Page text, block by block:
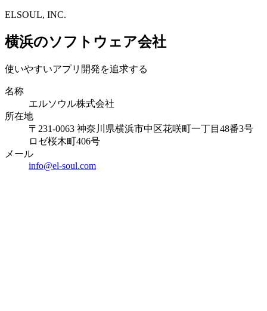
ELSOUL, INC.
横浜のソフトウェア会社
使いやすいアプリ開発を追求する
名称
エルソウル株式会社
所在地
〒231-0063 神奈川県横浜市中区花咲町一丁目48番3号
ロゼ桜木町406号
メール
info@el-soul.com